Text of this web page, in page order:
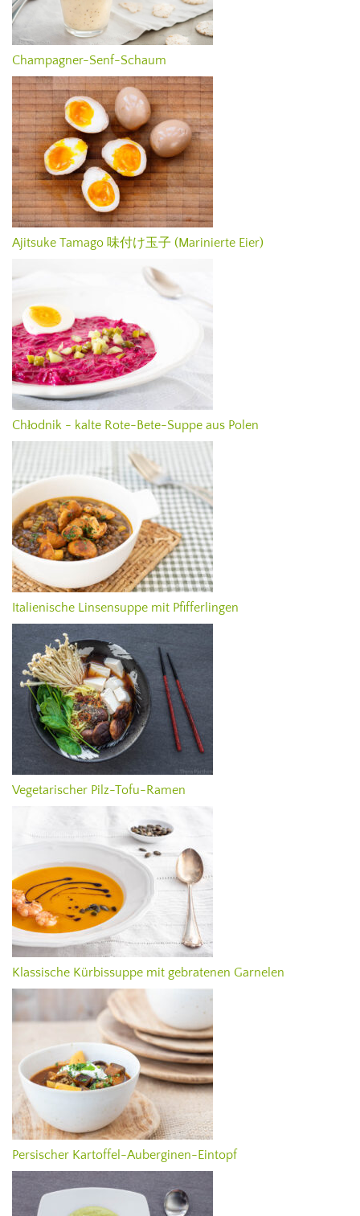
Champagner-Senf-Schaum
Ajitsuke Tamago 味付け玉子 (Marinierte Eier)
Chłodnik - kalte Rote-Bete-Suppe aus Polen
Italienische Linsensuppe mit Pfifferlingen
Vegetarischer Pilz-Tofu-Ramen
Klassische Kürbissuppe mit gebratenen Garnelen
Persischer Kartoffel-Auberginen-Eintopf